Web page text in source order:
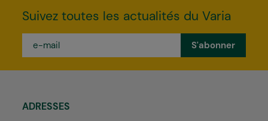
Suivez toutes les actualités du Varia
mail
ADRESSES